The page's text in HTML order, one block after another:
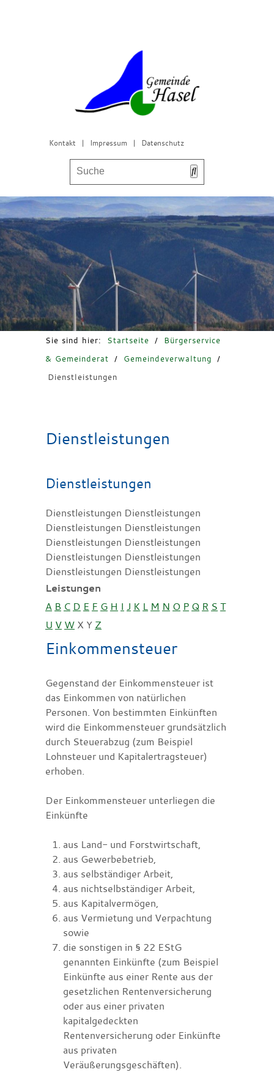
Kontakt | Impressum | Datenschutz
Bürgerservice & Gemeinderat
Leben in Hasel
Freizeit & Tourismus
Sie sind hier: Startseite /
Bürgerservice
& Gemeinderat
/ Gemeindeverwaltung
/
Dienstleistungen
Dienstleistungen
Dienstleistungen
Dienstleistungen Dienstleistungen
Dienstleistungen Dienstleistungen
Dienstleistungen Dienstleistungen
Dienstleistungen Dienstleistungen
Dienstleistungen Dienstleistungen
Leistungen
A B C D E F G H I J K L M N O P Q R S T
U V W X Y Z
Einkommensteuer
Gegenstand der Einkommensteuer ist
das Einkommen von natürlichen
Personen. Von bestimmten Einkünften
wird die Einkommensteuer grundsätzlich
durch Steuerabzug (zum Beispiel
Lohnsteuer und Kapitalertragsteuer)
erhoben.
Der Einkommensteuer unterliegen die
Einkünfte
aus Land- und Forstwirtschaft,
aus Gewerbebetrieb,
aus selbständiger Arbeit,
aus nichtselbständiger Arbeit,
aus Kapitalvermögen,
aus Vermietung und Verpachtung
sowie
die sonstigen in § 22 EStG
genannten Einkünfte (zum Beispiel
Einkünfte aus einer Rente aus der
gesetzlichen Rentenversicherung
oder aus einer privaten
kapitalgedeckten
Rentenversicherung oder Einkünfte
aus privaten
Veräußerungsgeschäften).